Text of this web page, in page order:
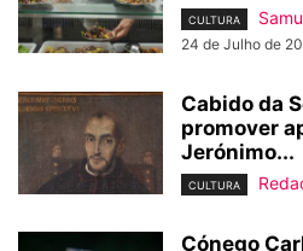
CULTURA
24 de Julho de
Cabido da
promover
Jerónimo...
CULTURA
Cónego